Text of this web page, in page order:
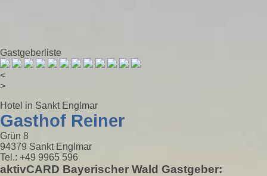
Gastgeberliste
<
>
Hotel in Sankt Englmar
Gasthof Reiner
Grün 8
94379 Sankt Englmar
Tel.: +49 9965 596
aktivCARD Bayerischer Wald Gastgeber: